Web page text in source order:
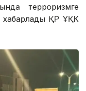
терроризмге
хабарлады ҚР ҰҚК